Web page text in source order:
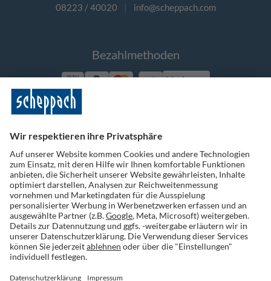
08223 / 40020 | info@scheppach.com
Bezahlmethoden
Vorkasse
Folge uns auf Social Media